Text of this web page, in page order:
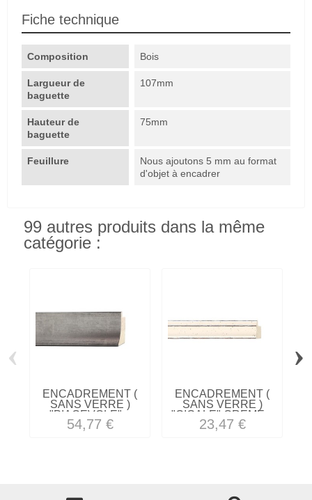
Fiche technique
Composition Bois
Largueur de
baguette
107mm
Hauteur de
baguette
75mm
Feuillure
Nous ajoutons 5 mm au format
d'objet à encadrer
99 autres produits dans la même
catégorie :
ENCADREMENT (
SANS VERRE )
"PIACEVOLE"...
54,77 €
ENCADREMENT (
SANS VERRE )
"CIGALE" CREME...
23,47 €
‹ ›